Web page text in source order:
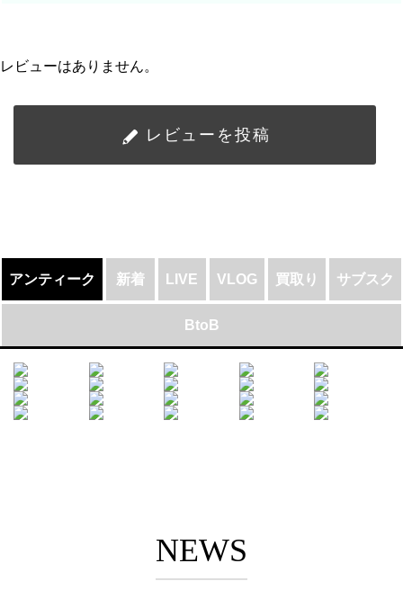
レビューはありません。
レビューを投稿
アンティーク 新着 LIVE VLOG 買取り サブスク
BtoB
NEWS